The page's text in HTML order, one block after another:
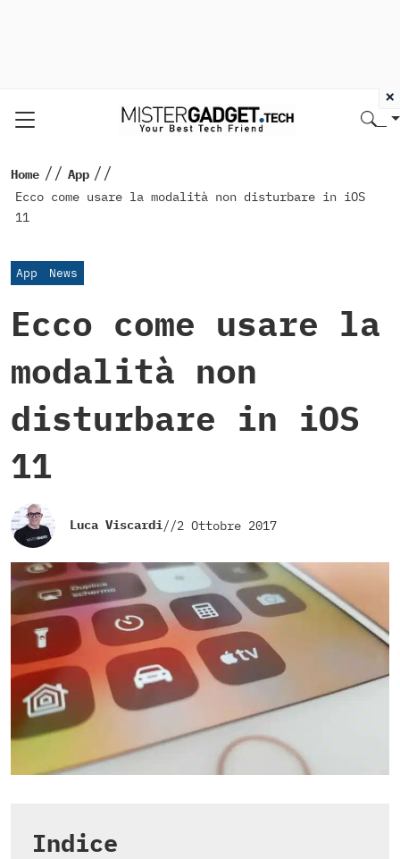
Home // App //
Ecco come usare la modalità non disturbare in iOS
11
App News
Ecco come usare la
modalità non
disturbare in iOS
11
Luca Viscardi//2 Ottobre 2017
Indice
×